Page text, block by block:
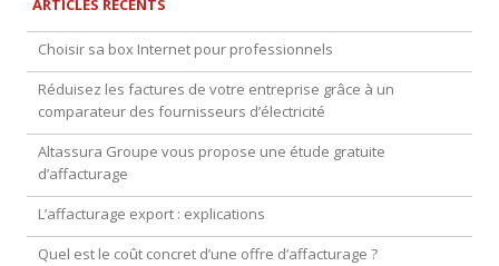
ARTICLES RÉCENTS
Choisir sa box Internet pour professionnels
Réduisez les factures de votre entreprise grâce à un
comparateur des fournisseurs d’électricité
Altassura Groupe vous propose une étude gratuite
d’affacturage
L’affacturage export : explications
Quel est le coût concret d’une offre d’affacturage ?